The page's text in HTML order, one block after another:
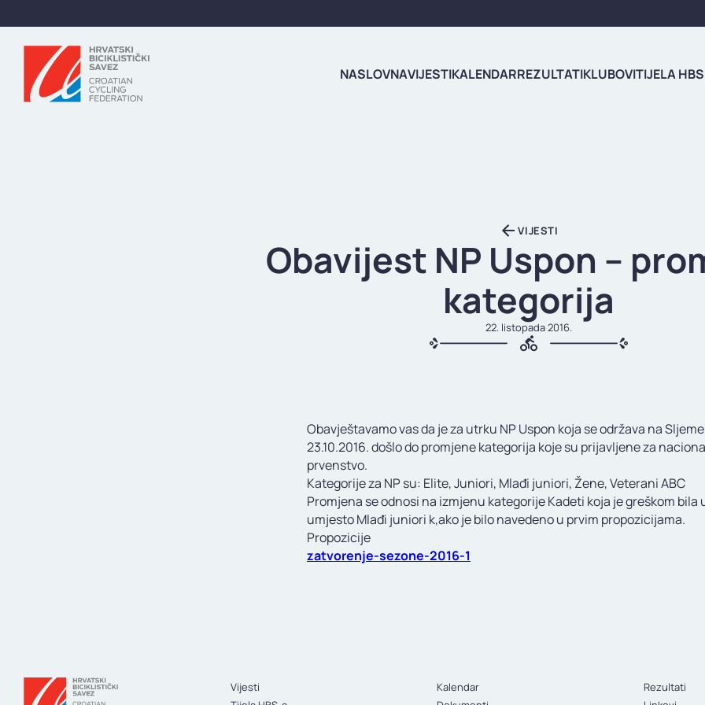
NASLOVNAVIJESTIKALENDARREZULTATIKLUBOVITIJELA
VIJESTI
Obavijest NP Uspon –
kategorija
22. listopada 2016.
Obavještavamo vas da je za utrku NP Uspon koja se održava na
23.10.2016. došlo do promjene kategorija koje su prijavljene za
prvenstvo.
Kategorije za NP su: Elite, Juniori, Mlađi juniori, Žene, Veterani ABC
Promjena se odnosi na izmjenu kategorije Kadeti koja je greškom bila
umjesto Mlađi juniori k,ako je bilo navedeno u prvim propozicijama.
Propozicije
zatvorenje-sezone-2016-1
Vijesti Kalendar
Rezultati